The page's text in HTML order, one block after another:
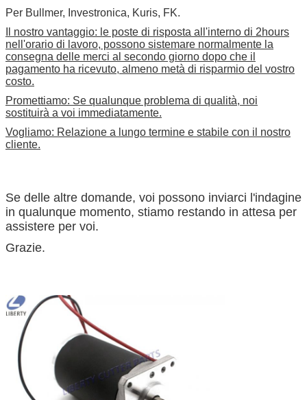
Per Bullmer, Investronica, Kuris, FK.
Il nostro vantaggio: le poste di risposta all'interno di 2hours
nell'orario di lavoro, possono sistemare normalmente la
consegna delle merci al secondo giorno dopo che il
pagamento ha ricevuto, almeno metà di risparmio del vostro
costo.
Promettiamo: Se qualunque problema di qualità, noi
sostituirà a voi immediatamente.
Vogliamo: Relazione a lungo termine e stabile con il nostro
cliente.
Se delle altre domande, voi possono inviarci l'indagine
in qualunque momento, stiamo restando in attesa per
assistere per voi.
Grazie.